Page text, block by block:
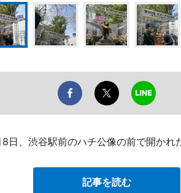
日、渋谷駅前のハチ公像の前で開かれ
記事を読む